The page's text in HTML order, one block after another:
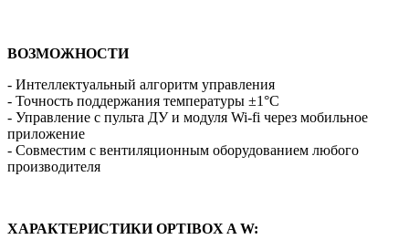
ВОЗМОЖНОСТИ
- Интеллектуальный алгоритм управления
- Точность поддержания температуры ±1°С
- Управление с пульта ДУ и модуля Wi-fi через мобильное
приложение
- Совместим с вентиляционным оборудованием любого
производителя
ХАРАКТЕРИСТИКИ OPTIBOX A W: